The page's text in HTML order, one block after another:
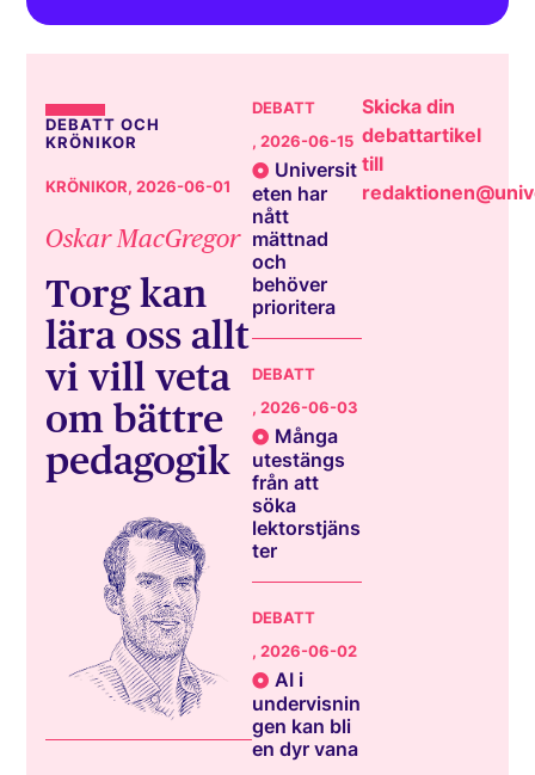
DEBATT OCH
KRÖNIKOR
KRÖNIKOR, 2026-06-01
Oskar MacGregor
Torg kan
lära oss allt
vi vill veta
om bättre
pedagogik
DEBATT
, 2026-06-15
Universit
eten har
nått
mättnad
och
behöver
prioritera
DEBATT
, 2026-06-03
Många
utestängs
från att
söka
lektorstjäns
ter
DEBATT
, 2026-06-02
AI i
undervisnin
gen kan bli
en dyr vana
Skicka din
debattartikel
till